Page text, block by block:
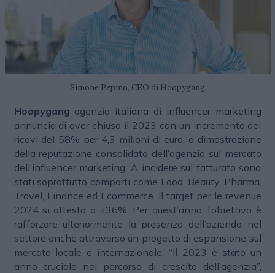
Simone Pepino, CEO di Hoopygang
Hoopygang agenzia italiana di influencer marketing
annuncia di aver chiuso il 2023 con un incremento dei
ricavi del 58% per 4,3 milioni di euro, a dimostrazione
della reputazione consolidata dell’agenzia sul mercato
dell’influencer marketing. A incidere sul fatturato sono
stati soprattutto comparti come Food, Beauty, Pharma,
Travel, Finance ed Ecommerce. Il target per le revenue
2024 si attesta a +36%. Per quest’anno, l’obiettivo è
rafforzare ulteriormente la presenza dell’azienda nel
settore anche attraverso un progetto di espansione sul
mercato locale e internazionale. “Il 2023 è stato un
anno cruciale nel percorso di crescita dell’agenzia”,